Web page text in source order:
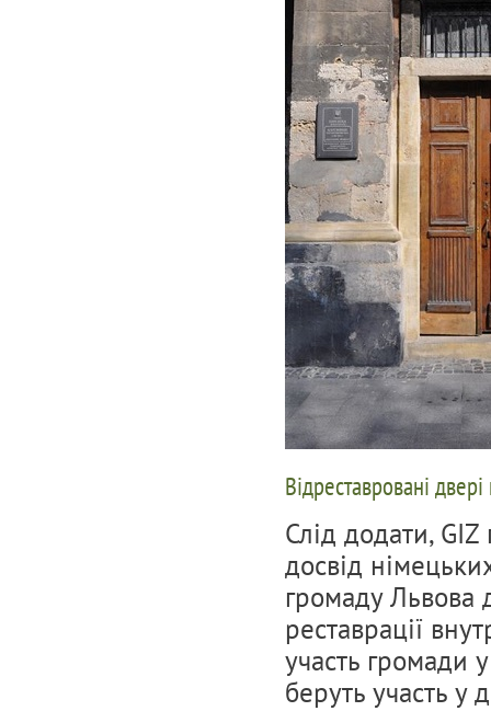
Відреставровані
Слід додати,
досвід
громаду Львова
реставрації
участь громади
беруть участь у